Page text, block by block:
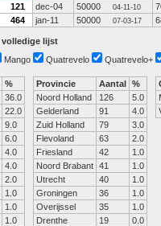
121 dec-04 50000 04-11-10
464 jan-11 50000 07-03-17
volledige lijst
Mango Quatrevelo Quatrevelo+
%
36.0
22.0
9.0
6.0
4.0
4.0
2.0
1.0
1.0
1.0
Provincie Aantal %
Noord Holland
126
5.0
Gelderland
91
4.0
Zuid Holland
79
3.0
Flevoland
63
2.0
Friesland
42
1.0
Noord Brabant 41
1.0
Utrecht
40
1.0
Groningen
36
1.0
Overijssel
35
1.0
Drenthe
19
0.0